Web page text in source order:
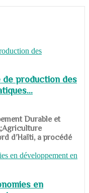
de production des
Durable et
d’Haïti, a procédé
en